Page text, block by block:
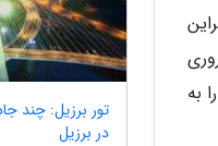
به
تور برزیل: چند
در برزیل